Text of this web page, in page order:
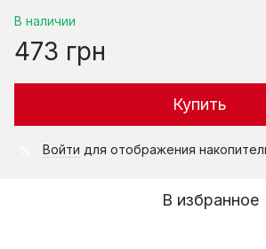
В наличии
473 грн
Купить
Войти для отображения
В избранное